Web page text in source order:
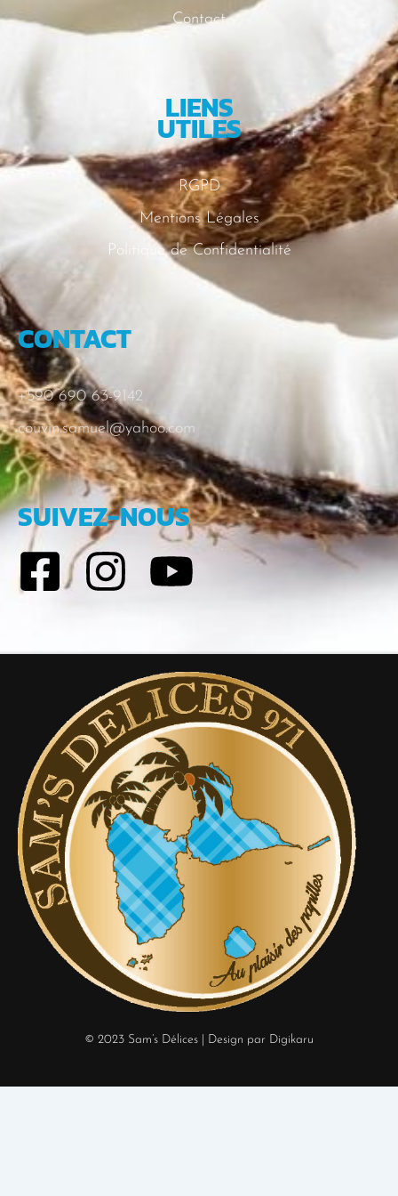
Contact
LIENS
UTILES
RGPD
Mentions Légales
Politique de Confidentialité
CONTACT
+590 690 63-9142
couvin.samuel@yahoo.com
SUIVEZ-NOUS
© 2023 Sam’s Délices | Design par Digikaru